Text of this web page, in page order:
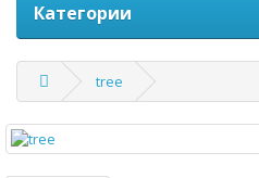
Категории
tree